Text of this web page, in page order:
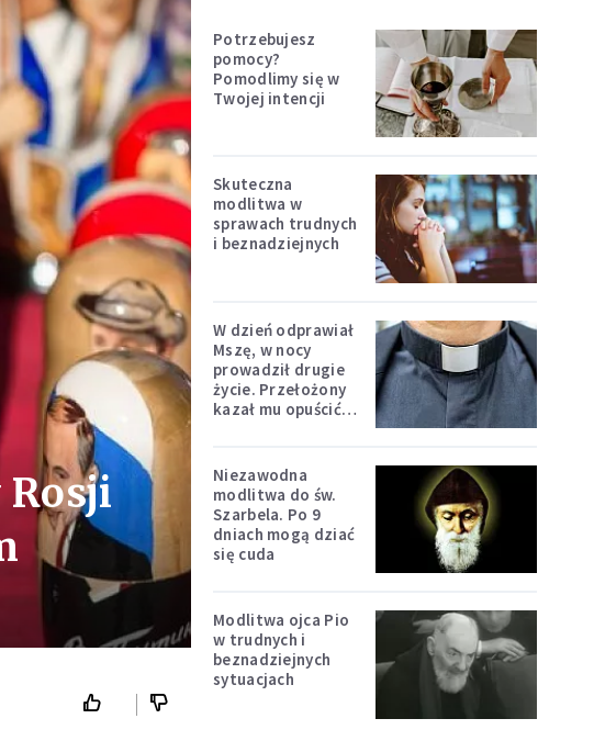
Potrzebujesz
pomocy?
Pomodlimy się w
Twojej intencji
Skuteczna
modlitwa w
sprawach trudnych
i beznadziejnych
W dzień odprawiał
Mszę, w nocy
prowadził drugie
życie. Przełożony
kazał mu opuścić
Niezawodna
modlitwa do św.
Szarbela. Po 9
dniach mogą dziać
się cuda
Modlitwa ojca Pio
w trudnych i
beznadziejnych
sytuacjach